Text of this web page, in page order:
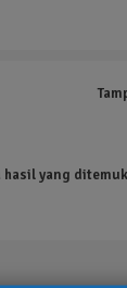
hasil yang